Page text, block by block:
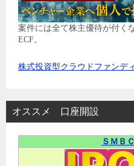
案件には全て株主優待が付く
ECF。
株式投資型クラウドファンデ
オススメ 口座開設
ＳＭＢ